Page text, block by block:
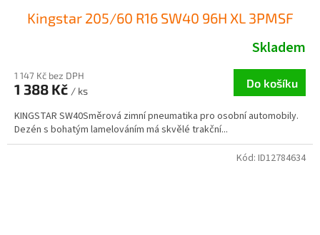
Kingstar 205/60 R16 SW40 96H XL 3PMSF
Skladem
1 147 Kč bez DPH
1 388 Kč / ks
Do košíku
KINGSTAR SW40Směrová zimní pneumatika pro osobní automobily.
Dezén s bohatým lamelováním má skvělé trakční...
Kód: ID12784634